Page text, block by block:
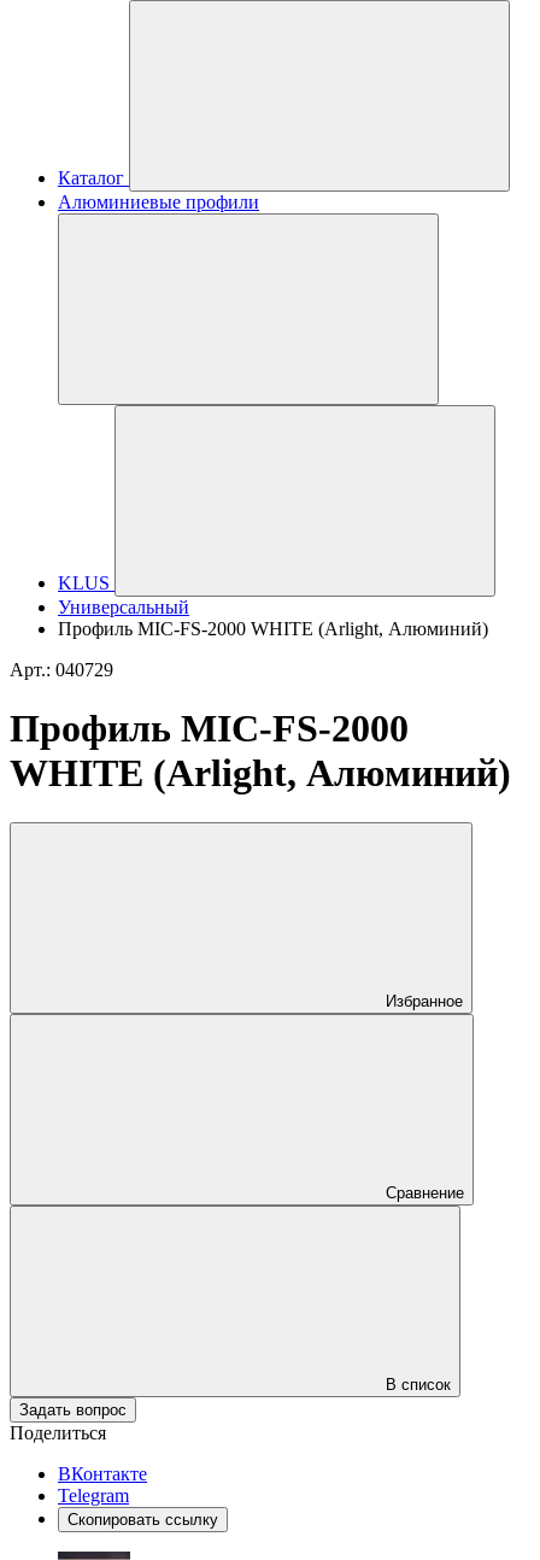
Каталог
Алюминиевые профили
KLUS
Универсальный
Профиль MIC-FS-2000 WHITE (Arlight, Алюминий)
Арт.: 040729
Профиль MIC-FS-2000
WHITE (Arlight, Алюминий)
Избранное
Сравнение
В список
Задать вопрос
Поделиться
ВКонтакте
Telegram
Скопировать ссылку